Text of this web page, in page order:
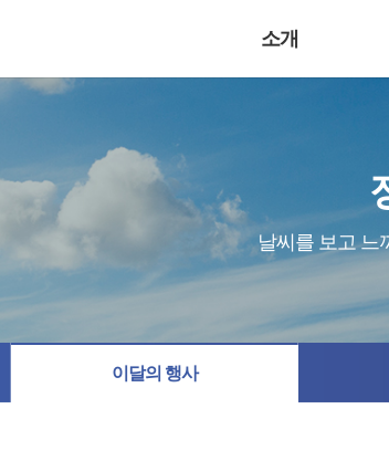
소개
날씨를 보고 느
이달의 행사